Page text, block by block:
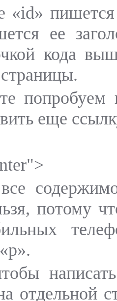
«id»
ее
кода
попробуем
еще
потому
отдельной